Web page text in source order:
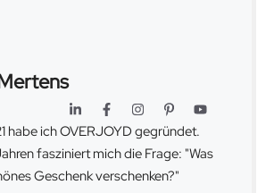
habe ich OVERJOYD gegründet.
fasziniert mich die Frage: "Was
Geschenk verschenken?"